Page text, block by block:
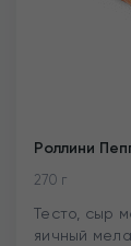
Роллини
270 г
Тесто, сыр
яичный